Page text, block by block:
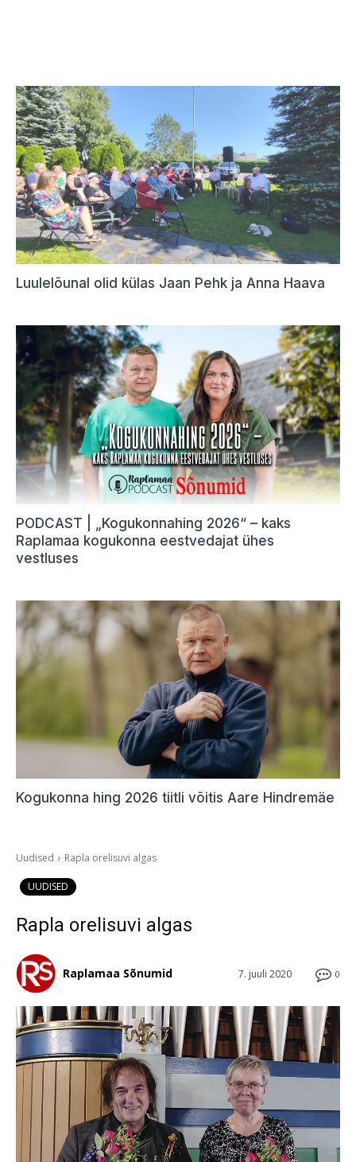
Luulelõunal olid külas Jaan Pehk ja Anna Haava
PODCAST | „Kogukonnahing 2026“ – kaks
Raplamaa kogukonna eestvedajat ühes
vestluses
Kogukonna hing 2026 tiitli võitis Aare Hindremäe